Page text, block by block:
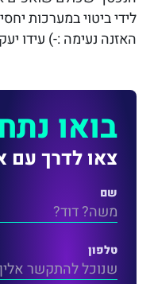
לידי ביטוי במערכות
האזנה נעימה :-) עידו
בואו
צאו לדרך עם
שם
טלפון